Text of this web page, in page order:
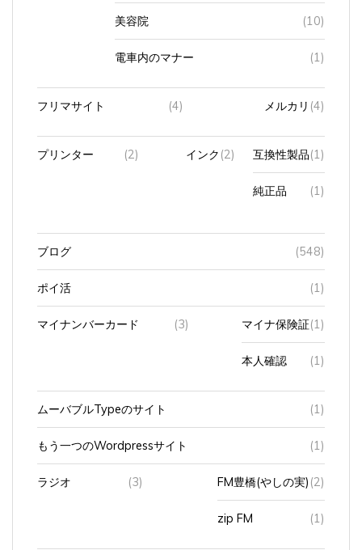
美容院 (10)
電車内のマナー (1)
フリマサイト (4) メルカリ (4)
プリンター (2) インク (2) 互換性製品(1)
純正品 (1)
ブログ (548)
ポイ活 (1)
マイナンバーカード (3) マイナ保険証(1)
本人確認 (1)
ムーバブルTypeのサイト (1)
もう一つのWordpressサイト (1)
ラジオ (3) FM豊橋(やしの実) (2)
zip FM (1)